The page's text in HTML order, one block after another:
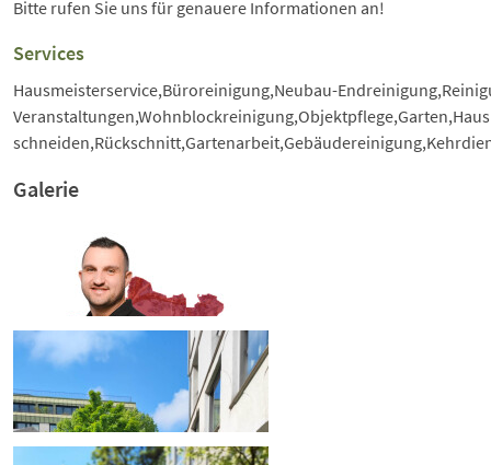
Bitte rufen Sie uns für genauere Informationen an!
Services
Hausmeisterservice,Büroreinigung,Neubau-
Galerie